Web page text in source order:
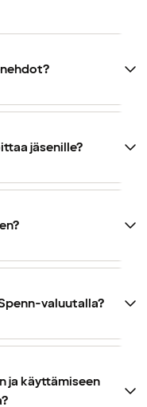
jäsenille?
valuutalla?
ja käyttämiseen